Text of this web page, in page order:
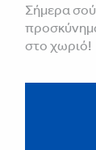
Σήμερα σού
στο χωριό!